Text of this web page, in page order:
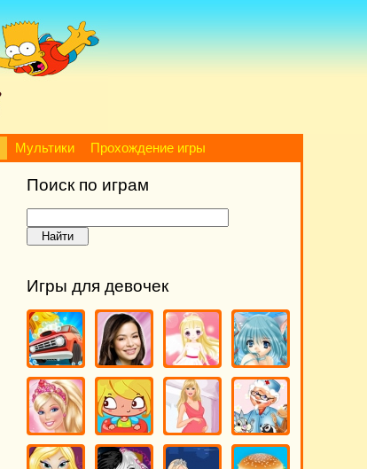
Мультики Прохождение игры
Поиск по играм
Игры для девочек